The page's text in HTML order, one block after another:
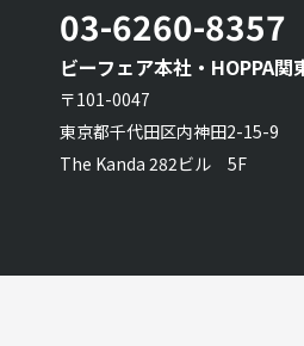
03-6260-8357
ビーフェア本社・HOPPA関
〒101-0047
東京都千代田区内神田2-15-9
The Kanda 282ビル 5F